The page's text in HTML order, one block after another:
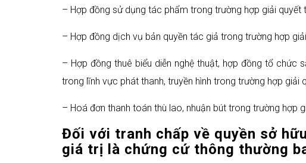
– Hợp đồng sử dụng tác phẩm trong trường hợp giải
– Hợp đồng dịch vụ bản quyền tác giả trong trường hợp
– Hợp đồng thuê biểu diễn nghệ thuật, hợp đồng tổ chức
trong lĩnh vực phát thanh, truyền hình trong trường hợp giải
– Hoá đơn thanh toán thù lao, nhuận bút trong trường hợp
Đối với tranh chấp về quyền sở
giá trị là chứng cứ thông thường